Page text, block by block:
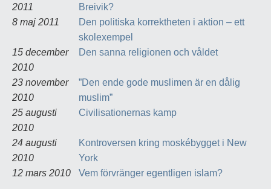
2011
Breivik?
8 maj 2011
Den politiska korrektheten i aktion – ett
skolexempel
15 december
2010
Den sanna religionen och våldet
23 november
2010
”Den ende gode muslimen är en dålig
muslim”
25 augusti
2010
Civilisationernas kamp
24 augusti
2010
Kontroversen kring moskébygget i New
York
12 mars 2010
Vem förvränger egentligen islam?